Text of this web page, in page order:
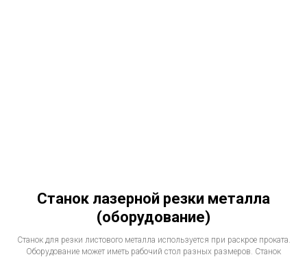
Станок лазерной резки металла
(оборудование)
Станок для резки листового металла используется при раскрое проката.
Оборудование может иметь рабочий стол разных размеров. Станок